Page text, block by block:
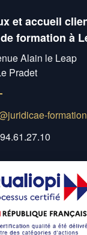
et accueil
formation à
Alain le Leap
Pradet